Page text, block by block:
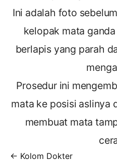
Ini adalah foto
kelopak mata
berlapis yang parah
Prosedur ini
mata ke posisi aslinya
membuat mata
← Kolom Dokter